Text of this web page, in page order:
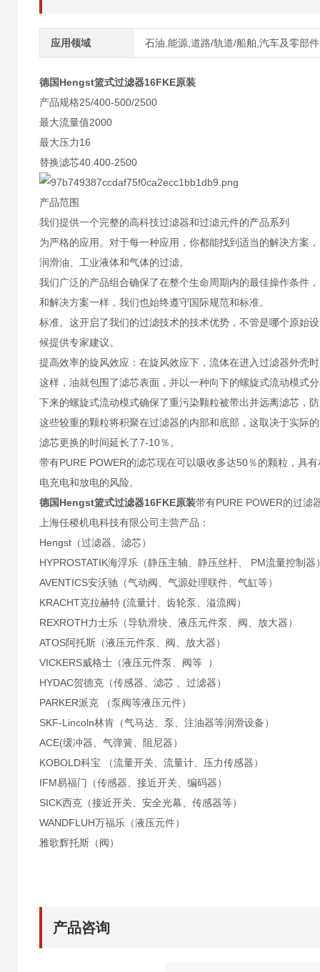
应用领域 石油,能源,道路/轨道/船舶,汽车及零部
德国Hengst篮式过滤器16FKE原装
产品规格25/400-500/2500
最大流量值2000
最大压力16
替换滤芯40.400-2500
产品范围
我们提供一个完整的高科技过滤器和过滤元件的产品系列
为严格的应用。对于每一种应用，你都能找到适当的解决方案
润滑油、工业液体和气体的过滤。
我们广泛的产品组合确保了在整个生命周期内的最佳操作条件
和解决方案一样，我们也始终遵守国际规范和标准。
标准。这开启了我们的过滤技术的技术优势，不管是哪个原始
候提供专家建议。
提高效率的旋风效应：在旋风效应下，流体在进入过滤器外壳
这样，油就包围了滤芯表面，并以一种向下的螺旋式流动模式
下来的螺旋式流动模式确保了重污染颗粒被带出并远离滤芯，
这些较重的颗粒将积聚在过滤器的内部和底部，这取决于实际
滤芯更换的时间延长了7-10％。
带有PURE POWER的滤芯现在可以吸收多达50％的颗粒，具
电充电和放电的风险。
德国Hengst篮式过滤器16FKE原装带有PURE POWER的过滤
上海任稷机电科技有限公司主营产品：
Hengst（过滤器、滤芯）
HYPROSTATIK海浮乐（静压主轴、静压丝杆、 PM流量控制器
AVENTICS安沃驰（气动阀、气源处理联件、气缸等）
KRACHT克拉赫特 (流量计、齿轮泵、溢流阀）
REXROTH力士乐（导轨滑块、液压元件泵、阀、放大器）
ATOS阿托斯（液压元件泵、阀、放大器）
VICKERS威格士（液压元件泵、阀等 ）
HYDAC贺德克（传感器、滤芯 、过滤器）
PARKER派克 （泵阀等液压元件）
SKF-Lincoln林肯（气马达、泵、注油器等润滑设备）
ACE(缓冲器、气弹簧、阻尼器）
KOBOLD科宝 （流量开关、流量计、压力传感器）
IFM易福门（传感器、接近开关、编码器）
SICK西克（接近开关、安全光幕、传感器等）
WANDFLUH万福乐（液压元件）
雅歌辉托斯（阀）
产品咨询